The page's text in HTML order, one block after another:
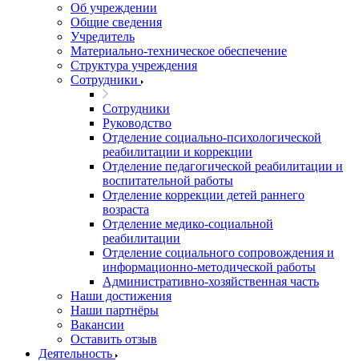
Об учреждении
Общие сведения
Учредитель
Материально-техническое обеспечение
Структура учреждения
Сотрудники
Сотрудники
Руководство
Отделение социально-психологической
реабилитации и коррекции
Отделение педагогической реабилитации и
воспитательной работы
Отделение коррекции детей раннего
возраста
Отделение медико-социальной
реабилитации
Отделение социального сопровождения и
информационно-методической работы
Административно-хозяйственная часть
Наши достижения
Наши партнёры
Вакансии
Оставить отзыв
Деятельность